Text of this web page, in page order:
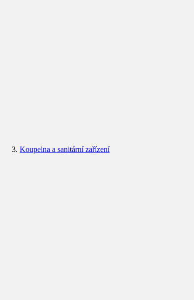
Koupelna a sanitární zařízení